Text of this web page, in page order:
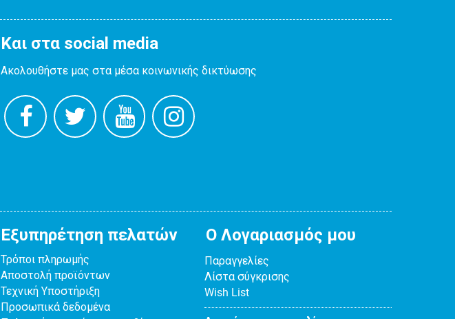
Και στα social media
Ακολουθήστε μας στα μέσα κοινωνικής δικτύωσης
Εξυπηρέτηση πελατών
Τρόποι πληρωμής
Αποστολή προϊόντων
Τεχνική Υποστήριξη
Προσωπικά δεδομένα
Ο Λογαριασμός μου
Παραγγελίες
Λίστα σύγκρισης
Wish List